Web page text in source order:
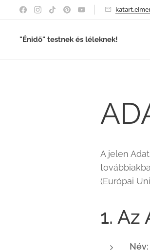
"Énidő" testnek és léleknek!
A jelen
(Európai
1.
Név: